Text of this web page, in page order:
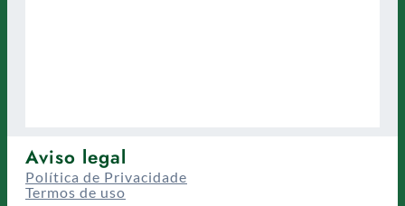
Aviso legal
Política de Privacidade
Termos de uso